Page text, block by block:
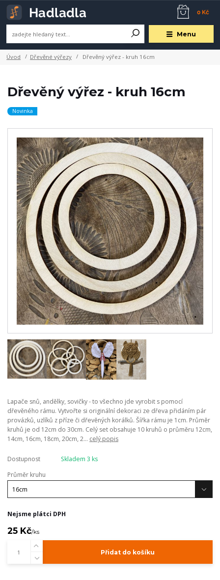
Menu
0 Kč
Úvod Dřevěné výřezy Dřevěný výřez - kruh 16cm
Dřevěný výřez - kruh 16cm
Novinka
Lapače snů, andělky, sovičky - to všechno jde vyrobit s pomocí
dřevěného rámu. Vytvořte si originální dekoraci ze dřeva přidáním pár
provázků, uzlíků z příze či dřevěných korálků. Šířka rámu je 1cm. Průměr
kruhů je od 12cm do 30cm. Celý set obsahuje 10 kruhů o průměru 12cm,
14cm, 16cm, 18cm, 20cm, 2... celý popis
Dostupnost
Skladem 3 ks
Průměr kruhu
Nejsme plátci DPH
25 Kč/ks
Přidat do košíku